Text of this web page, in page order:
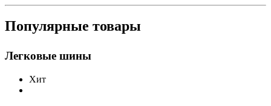
Популярные товары
Легковые шины
Хит